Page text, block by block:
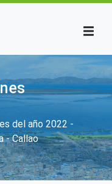
ayuda a la
del año 2022 -
- Callao